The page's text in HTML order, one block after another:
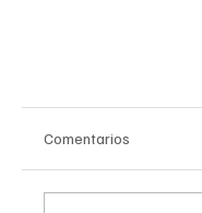
Comentarios